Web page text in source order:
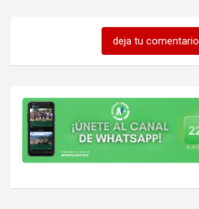
deja tu comentario